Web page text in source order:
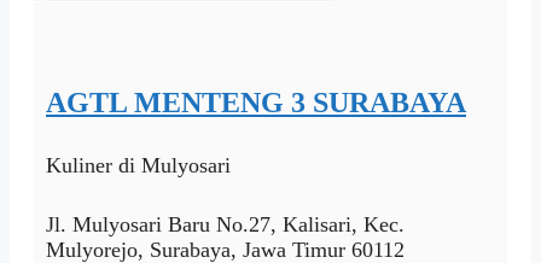
AGTL MENTENG 3 SURABAYA
Kuliner di Mulyosari
Jl. Mulyosari Baru No.27, Kalisari, Kec.
Mulyorejo, Surabaya, Jawa Timur 60112